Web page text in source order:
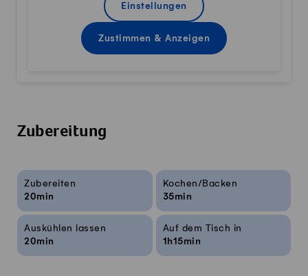
Einstellungen
Zustimmen & Anzeigen
Zubereitung
Rezeptinfos
Zubereiten
20min
Kochen/Backen
35min
Auskühlen lassen
20min
Auf dem Tisch in
1h15min